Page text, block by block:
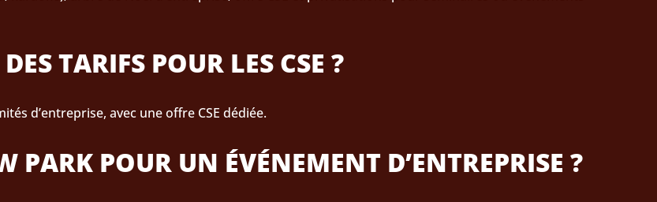
TARIFS POUR LES CSE ?
d’entreprise, avec une offre CSE dédiée.
PARK POUR UN ÉVÉNEMENT D’ENTREPRISE ?